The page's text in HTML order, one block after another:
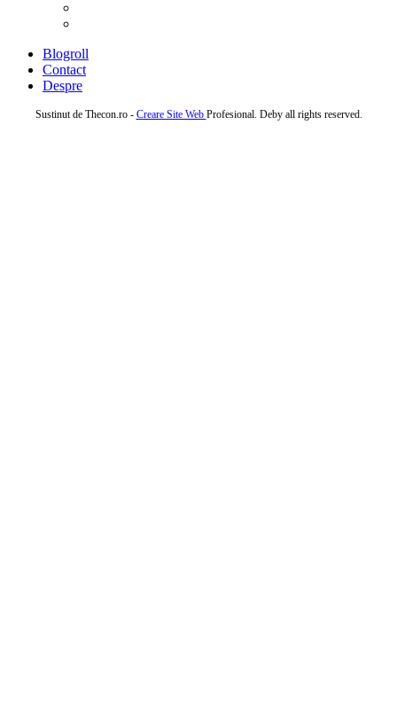
Blogroll
Contact
Despre
Sustinut de Thecon.ro - Creare Site Web Profesional. Deby all rights reserved.